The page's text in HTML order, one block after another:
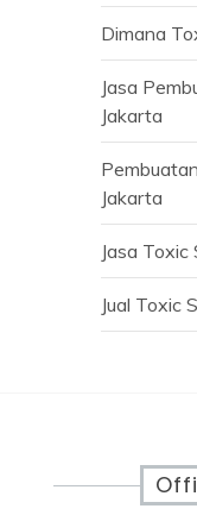
Dimana
Jasa
Jakarta
Jakarta
Jasa
Jual Toxic